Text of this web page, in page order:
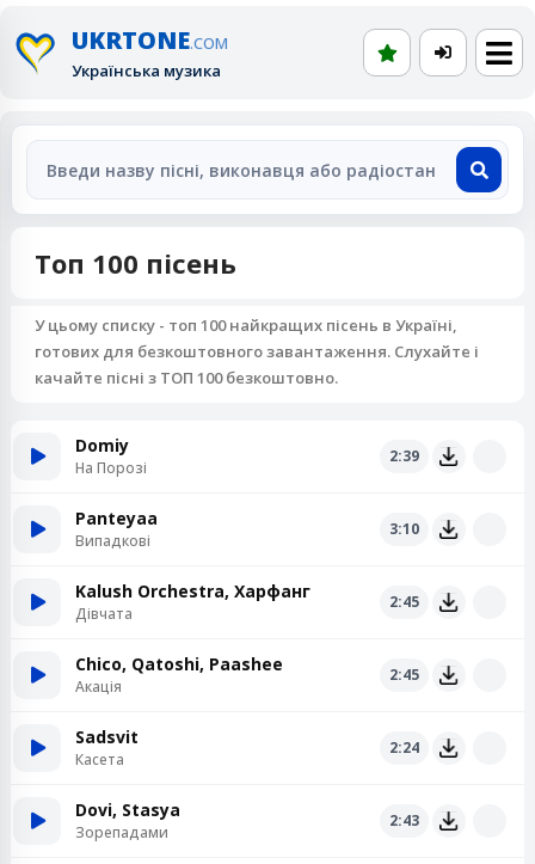
UKRTONE.COM
Українська музика
Топ 100 пісень
У цьому списку - топ 100 найкращих пісень в Україні,
готових для безкоштовного завантаження. Слухайте і
качайте пісні з ТОП 100 безкоштовно.
Domiy
На Порозі
2:39
Panteyaa
Випадкові
3:10
Kalush Orchestra, Харфанг
Дівчата
2:45
Chico, Qatoshi, Paashee
Акація
2:45
Sadsvit
Касета
2:24
Dovi, Stasya
Зорепадами
2:43